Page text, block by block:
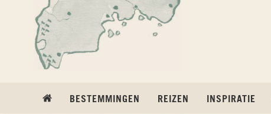
Ga naar inhoud
BESTEMMINGEN REIZEN INSPIRATIE